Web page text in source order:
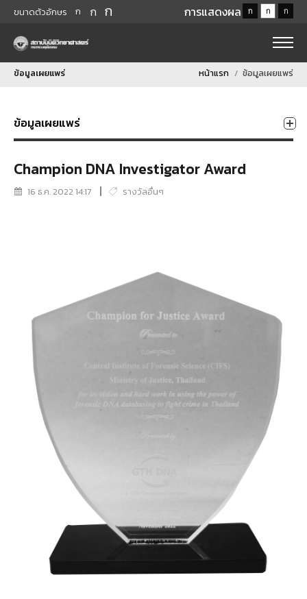
ขนาดตัวอักษร ก ก ก การแสดงผล ก ก ก
ข้อมูลเผยแพร่ หน้าแรก ข้อมูลเผยแพร่
ข้อมูลเผยแพร่
Champion DNA Investigator Award
16 ธ.ค. 2022 14:17 รางวัลอื่นๆ